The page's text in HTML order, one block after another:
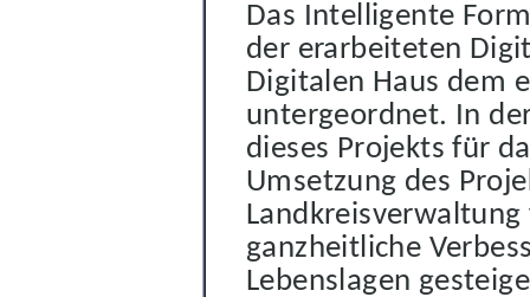
Das Intelligente
der erarbeiteten
Digitalen Haus dem
untergeordnet. In
dieses Projekts für
Umsetzung des
ganzheitliche
Lebenslagen